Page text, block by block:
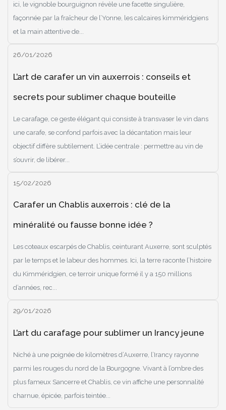
ici, le vignoble bourguignon révèle une facette singulière,
façonnée par la fraîcheur de l’Yonne, les calcaires kimméridgiens
et la main attentive de...
26/01/2026
L’art de carafer un vin auxerrois : conseils et
secrets pour sublimer chaque bouteille
Le carafage, ce geste élégant qui consiste à transvaser le vin dans
une carafe, se confond parfois avec la décantation mais leur
objectif diffère subtilement. L’idée centrale : permettre au vin de
s’ouvrir, de libérer...
15/02/2026
Carafer un Chablis auxerrois : clé de la
minéralité ou fausse bonne idée ?
Les coteaux escarpés de Chablis, ceinturant Auxerre, sont sculptés
par le temps et le labeur des hommes. Ici, la terre raconte l’histoire
du Kimméridgien, ce terroir unique formé il y a 150 millions
d’années, rec...
29/01/2026
L’art du carafage pour sublimer un Irancy jeune
Niché à une poignée de kilomètres d’Auxerre, l’Irancy rayonne
parmi les rouges du nord de la Bourgogne. Vivant à l’ombre des
plus fameux Sancerre et Chablis, ce vin affiche une personnalité
charnue, épicée, parfois teintée...